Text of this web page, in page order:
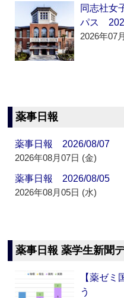
同志社女
パス
2026年07
薬事日報
薬事日報 2026/08/07
2026年08月07日 (金)
薬事日報 2026/08/05
2026年08月05日 (水)
薬事日報 薬学生新聞
【薬ゼ
う